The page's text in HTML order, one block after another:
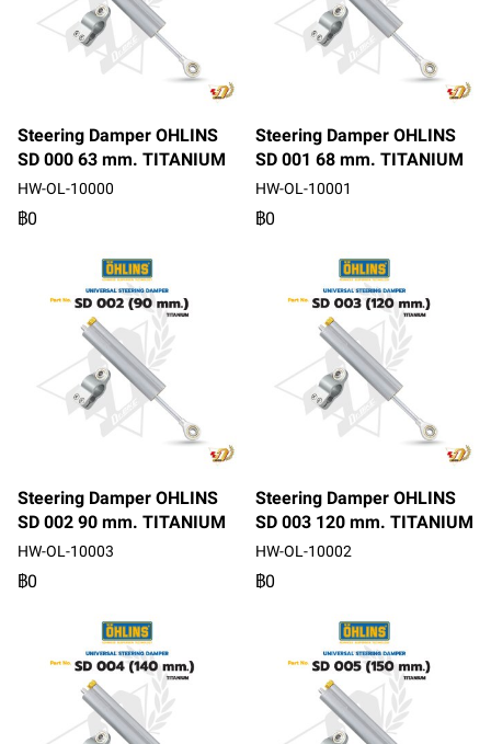
Steering Damper OHLINS
SD 000 63 mm. TITANIUM
HW-OL-10000
฿0
Steering Damper OHLINS
SD 001 68 mm. TITANIUM
HW-OL-10001
฿0
Steering Damper OHLINS
SD 002 90 mm. TITANIUM
HW-OL-10003
฿0
Steering Damper OHLINS
SD 003 120 mm. TITANIUM
HW-OL-10002
฿0